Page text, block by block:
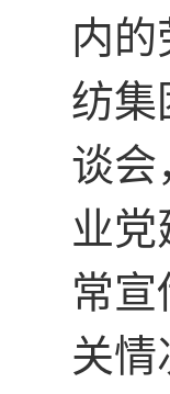
内
纺集
谈会
业
常
关情